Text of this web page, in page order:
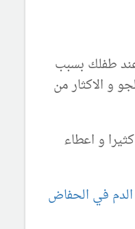
طفلك بسبب
و الاكثار من
و اعطاء
في الحفاض